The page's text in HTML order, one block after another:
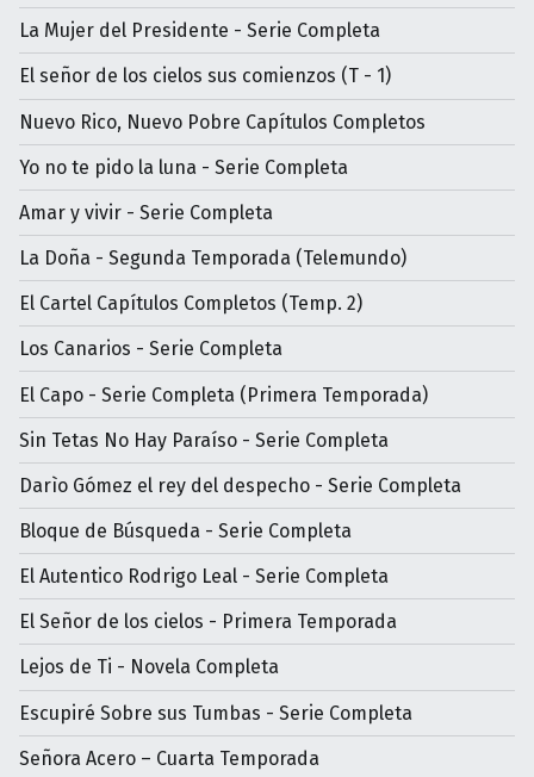
La Mujer del Presidente - Serie Completa
El señor de los cielos sus comienzos (T - 1)
Nuevo Rico, Nuevo Pobre Capítulos Completos
Yo no te pido la luna - Serie Completa
Amar y vivir - Serie Completa
La Doña - Segunda Temporada (Telemundo)
El Cartel Capítulos Completos (Temp. 2)
Los Canarios - Serie Completa
El Capo - Serie Completa (Primera Temporada)
Sin Tetas No Hay Paraíso - Serie Completa
Darìo Gómez el rey del despecho - Serie Completa
Bloque de Búsqueda - Serie Completa
El Autentico Rodrigo Leal - Serie Completa
El Señor de los cielos - Primera Temporada
Lejos de Ti - Novela Completa
Escupiré Sobre sus Tumbas - Serie Completa
Señora Acero – Cuarta Temporada